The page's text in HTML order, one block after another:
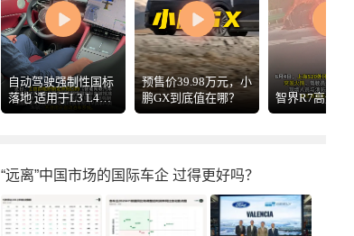
自动驾驶强制性国标
落地 适用于L3 L4级
系统车辆
预售价39.98万元，小
鹏GX到底值在哪？
智界R7高速起火
“远离”中国市场的国际车企 过得更好吗？